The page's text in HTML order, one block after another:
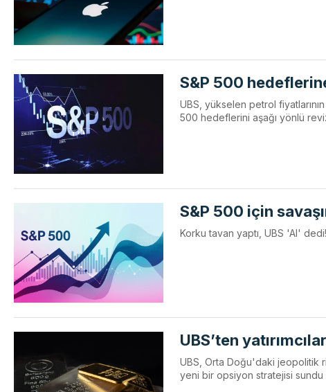
S&P 500
UBS, yükselen petrol
500 hedeflerini aşağı yönlü
S&P 500 için
Korku tavan yaptı, UBS 'Al'
UBS’ten
UBS, Orta Doğu'daki jeopolitik
yeni bir opsiyon stratejisi sundu